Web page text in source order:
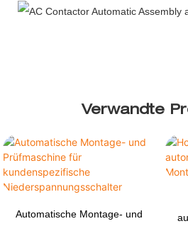
Verwandte
Automatische Montage- und